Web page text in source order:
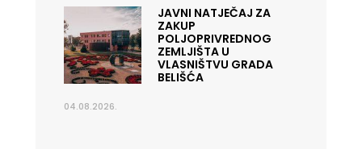
JAVNI NATJEČAJ ZA
ZAKUP
POLJOPRIVREDNOG
ZEMLJIŠTA U
VLASNIŠTVU GRADA
BELIŠĆA
04.08.2026.